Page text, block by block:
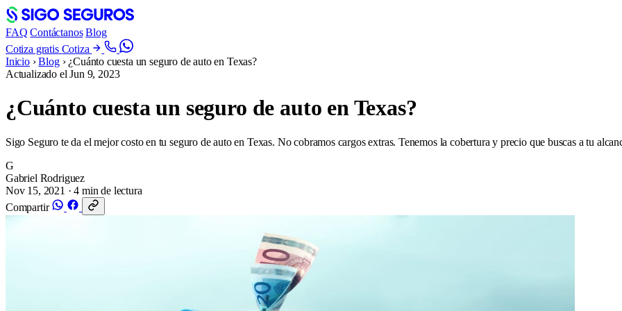
FAQ Contáctanos Blog
Cotiza gratis Cotiza
Inicio › Blog › ¿Cuánto cuesta un seguro de auto en Texas?
Actualizado elJun 9, 2023
¿Cuánto cuesta un seguro de auto en Texas?
Sigo Seguro te da el mejor costo en tu seguro de auto en Texas. No cobramos cargos extras. Tenemos la cobertura y precio que buscas a tu
G
Gabriel Rodriguez
Nov 15, 2021 · 4 min de lectura
Compartir